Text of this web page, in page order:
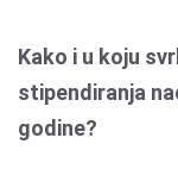
Kako i u koju
stipendiranja
godine?